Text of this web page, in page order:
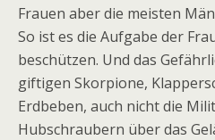
Frauen aber die meisten
So ist es die Aufgabe der
beschützen. Und das
giftigen Skorpione,
Erdbeben, auch nicht die
Hubschraubern über das